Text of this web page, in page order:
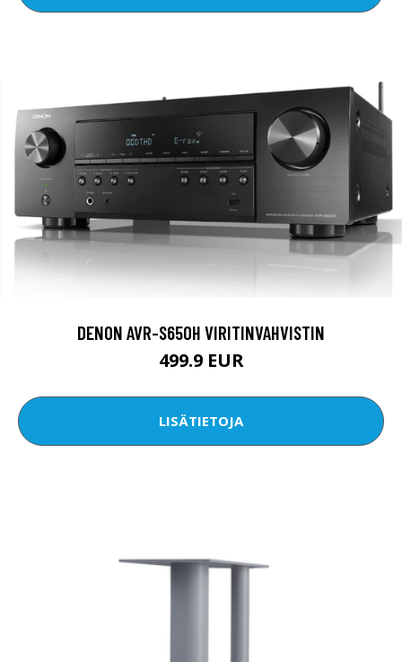
DENON AVR-S650H VIRITINVAHVISTIN
499.9 EUR
LISÄTIETOJA